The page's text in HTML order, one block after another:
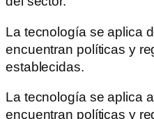
La tecnología se aplica
encuentran políticas y
establecidas.
La tecnología se aplica
encuentran políticas y